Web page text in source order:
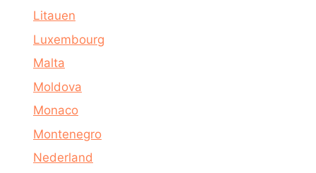
Litauen
Luxembourg
Malta
Moldova
Monaco
Montenegro
Nederland